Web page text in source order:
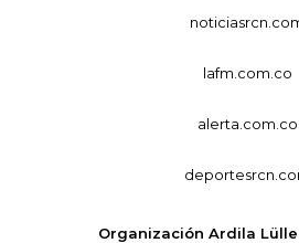
lafm.com.co
alerta.com.co
Organización Ardila